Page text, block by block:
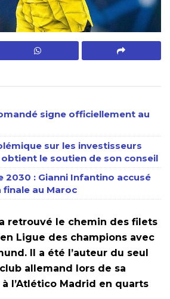
signe officiellement au
sur les investisseurs
le soutien de son conseil
2030 : Gianni Infantino accusé
finale au Maroc
retrouvé le chemin des filets
Ligue des champions avec
Il a été l’auteur du seul
allemand lors de sa
l’Atlético Madrid en quarts